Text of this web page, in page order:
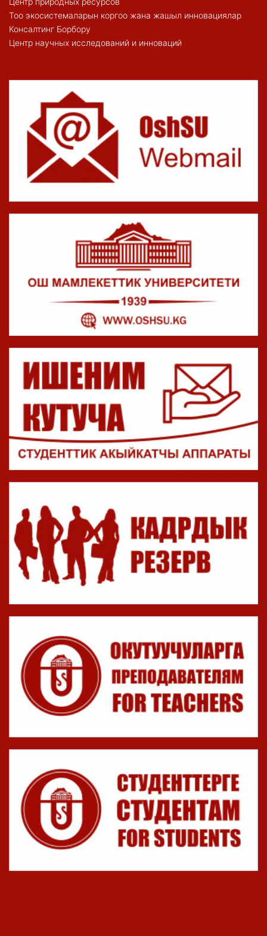
Тоо экосистемаларын коргоо жана жашыл инновациялар
Консалтинг Борбору
Центр научных исследований и инноваций